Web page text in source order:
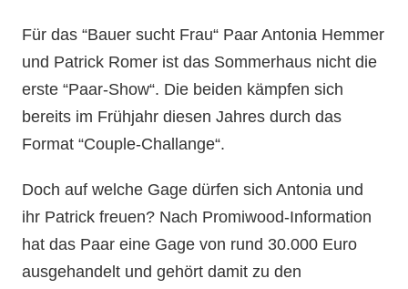
Für das “Bauer sucht Frau“ Paar Antonia Hemmer
und Patrick Romer ist das Sommerhaus nicht die
erste “Paar-Show“. Die beiden kämpfen sich
bereits im Frühjahr diesen Jahres durch das
Format “Couple-Challange“.
Doch auf welche Gage dürfen sich Antonia und
ihr Patrick freuen? Nach Promiwood-Information
hat das Paar eine Gage von rund 30.000 Euro
ausgehandelt und gehört damit zu den